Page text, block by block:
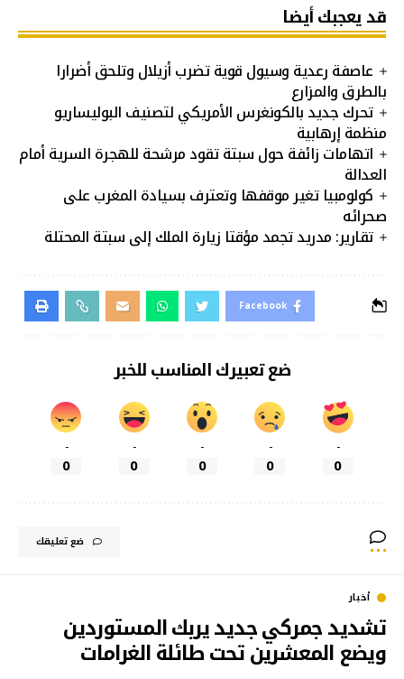
قد يعجبك أيضا
عاصفة رعدية وسيول قوية تضرب أزيلال وتلحق أضرارا
بالطرق والمزارع
تحرك جديد بالكونغرس الأمريكي لتصنيف البوليساريو
منظمة إرهابية
اتهامات زائفة حول سبتة تقود مرشحة للهجرة السرية أمام
العدالة
كولومبيا تغير موقفها وتعترف بسيادة المغرب على
صحرائه
تقارير: مدريد تجمد مؤقتا زيارة الملك إلى سبتة المحتلة
Facebook
ضع تعبيرك المناسب للخبر
-
0
-
0
-
0
-
0
-
0
ضع تعليقك
أخبار
تشديد جمركي جديد يربك المستوردين
ويضع المعشرين تحت طائلة الغرامات